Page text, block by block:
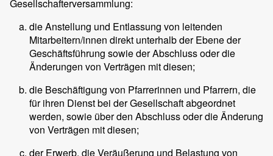
Gesellschafterversammlung:
die Anstellung und Entlassung von leitenden
Mitarbeitern/innen direkt unterhalb der Ebene der
Geschäftsführung sowie der Abschluss oder die
Änderungen von Verträgen mit diesen;
die Beschäftigung von Pfarrerinnen und Pfarrern, die
für ihren Dienst bei der Gesellschaft abgeordnet
werden, sowie über den Abschluss oder die Änderung
von Verträgen mit diesen;
der Erwerb, die Veräußerung und Belastung von